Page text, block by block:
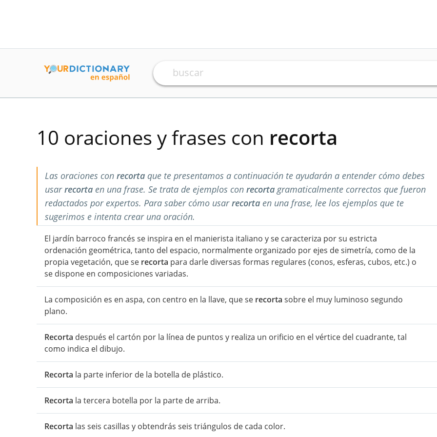
10 oraciones y frases con recorta
Las oraciones con recorta que te presentamos a continuación te ayudarán a entender cómo debes
usarrecorta en una frase. Se trata de ejemplos con recortagramaticalmente correctos que fueron
redactados por expertos. Para saber cómo usarrecorta en una frase, lee los ejemplos que te
sugerimos e intenta crear una oración.
El jardín barroco francés se inspira en el manierista italiano y se caracteriza por su estricta
ordenación geométrica, tanto del espacio, normalmente organizado por ejes de simetría, como de la
propia vegetación, que se recorta para darle diversas formas regulares (conos, esferas, cubos, etc.) o
se dispone en composiciones variadas.
La composición es en aspa, con centro en la llave, que se recorta sobre el muy luminoso segundo
plano.
Recorta después el cartón por la línea de puntos y realiza un orificio en el vértice del cuadrante, tal
como indica el dibujo.
Recorta la parte inferior de la botella de plástico.
Recorta la tercera botella por la parte de arriba.
Recorta las seis casillas y obtendrás seis triángulos de cada color.